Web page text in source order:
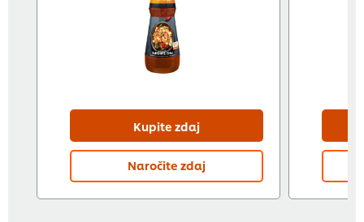
Kupite zdaj
Naročite zdaj